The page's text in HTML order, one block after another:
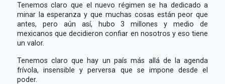
Tenemos claro que el nuevo régimen se ha dedicado a
minar la esperanza y que muchas cosas están peor que
antes, pero aún así, hubo 3 millones y medio de
mexicanos que decidieron confiar en nosotros y eso tiene
un valor.
Tenemos claro que hay un país más allá de la agenda
frívola, insensible y perversa que se impone desde el
poder.